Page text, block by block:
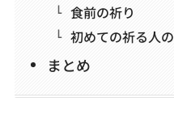
食前の祈り
初めての祈る人
まとめ